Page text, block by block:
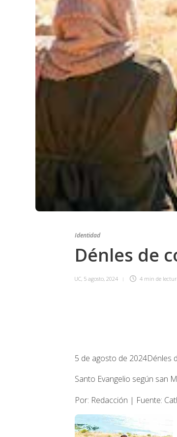
Identidad
Dénles de
UC, 5 agosto, 2024 4 min de
5 de agosto de 2024Dénles
Santo Evangelio según san
Por: Redacción | Fuente: